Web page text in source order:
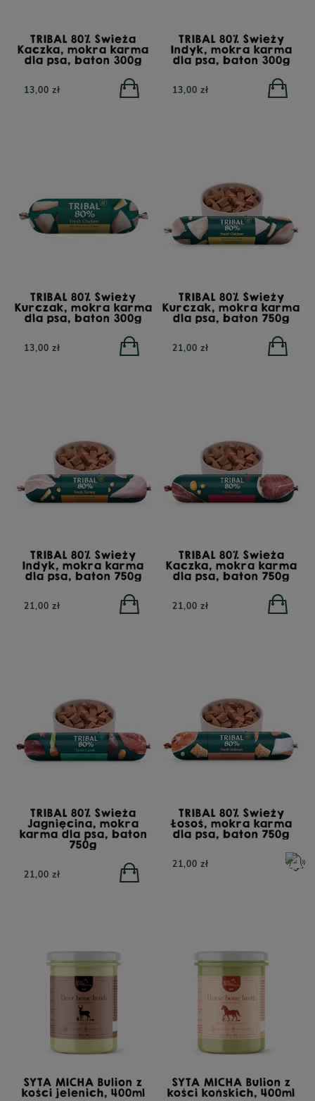
23,90 zł
TRIBAL 80% Świeża
Kaczka, mokra karma
dla psa, baton 300g
13,00 zł
TRIBAL 80% Świeży
Indyk, mokra karma
dla psa, baton 300g
13,00 zł
TRIBAL 80% Świeży
Kurczak, mokra karma
dla psa, baton 300g
13,00 zł
TRIBAL 80% Świeży
Kurczak, mokra karma
dla psa, baton 750g
21,00 zł
TRIBAL 80% Świeży
Indyk, mokra karma
dla psa, baton 750g
21,00 zł
TRIBAL 80% Świeża
Kaczka, mokra karma
dla psa, baton 750g
21,00 zł
TRIBAL 80% Świeża
Jagnięcina, mokra
karma dla psa, baton
750g
21,00 zł
TRIBAL 80% Świeży
Łosoś, mokra karma
dla psa, baton 750g
21,00 zł
SYTA MICHA Bulion z
kości jelenich, 400ml
SYTA MICHA Bulion z
kości końskich, 400ml